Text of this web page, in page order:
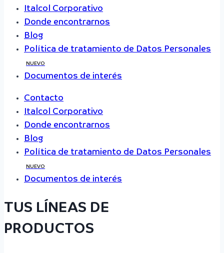
Italcol Corporativo
Donde encontrarnos
Blog
Política de tratamiento de Datos Personales
NUEVO
Documentos de interés
Contacto
Italcol Corporativo
Donde encontrarnos
Blog
Política de tratamiento de Datos Personales
NUEVO
Documentos de interés
TUS LÍNEAS DE
PRODUCTOS